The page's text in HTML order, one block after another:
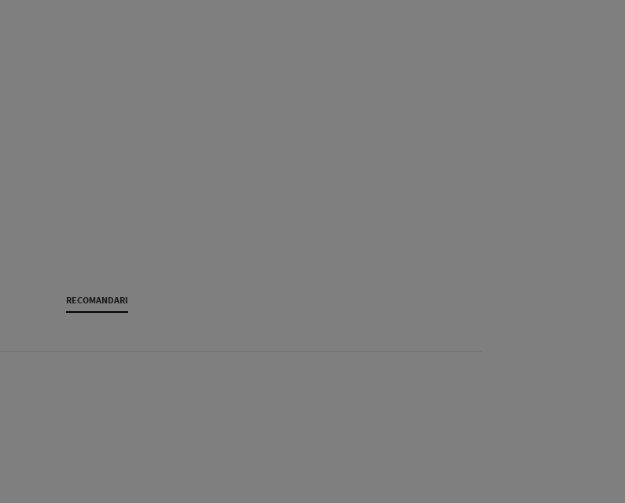
RECOMANDARI